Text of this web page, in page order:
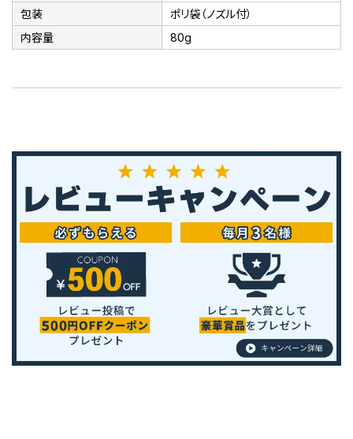
包装
ポリ袋（ノズル付）
内容量
80g